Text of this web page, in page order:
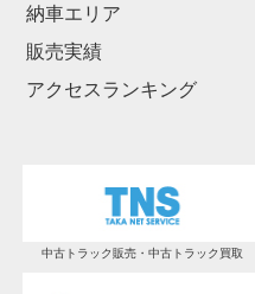
納車エリア
販売実績
アクセスランキング
中古トラック販売・中古トラック買取